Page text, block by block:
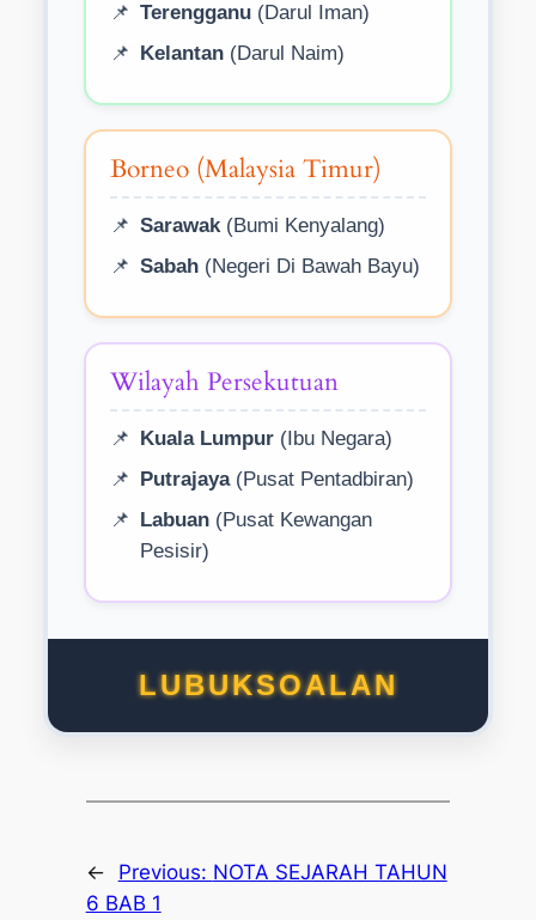
Terengganu(Darul Iman)
Kelantan(Darul Naim)
Borneo (Malaysia Timur)
Sarawak(Bumi Kenyalang)
Sabah(Negeri Di Bawah Bayu)
Wilayah Persekutuan
Kuala Lumpur(Ibu Negara)
Putrajaya(Pusat Pentadbiran)
Labuan(Pusat Kewangan
Pesisir)
LUBUKSOALAN
← Previous: NOTA SEJARAH TAHUN
6 BAB 1